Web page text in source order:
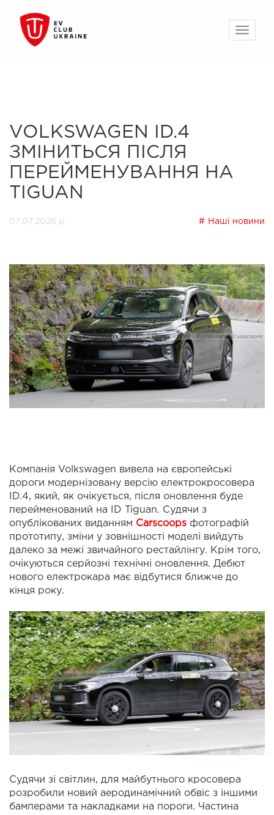
VOLKSWAGEN ID.4
ЗМІНИТЬСЯ ПІСЛЯ
ПЕРЕЙМЕНУВАННЯ НА
TIGUAN
07.07.2026 р. Наші новини
Компанія Volkswagen вивела на європейські
дороги модернізовану версію електрокросовера
ID.4, який, як очікується, після оновлення буде
перейменований на ID Tiguan. Судячи з
опублікованих виданням Carscoops фотографій
прототипу, зміни у зовнішності моделі вийдуть
далеко за межі звичайного рестайлінгу. Крім того,
очікуються серйозні технічні оновлення. Дебют
нового електрокара має відбутися ближче до
кінця року.
Судячи зі світлин, для майбутнього кросовера
розробили новий аеродинамічний обвіс з іншими
бамперами та накладками на пороги. Частина